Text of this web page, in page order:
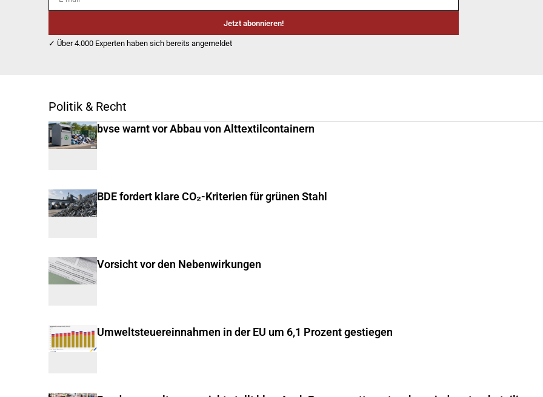
Jetzt abonnieren!
✓ Über 4.000 Experten haben sich bereits angemeldet
Politik & Recht
bvse warnt vor Abbau von Alttextilcontainern
BDE fordert klare CO₂-Kriterien für grünen Stahl
Vorsicht vor den Nebenwirkungen
Umweltsteuereinnahmen in der EU um 6,1 Prozent gestiegen